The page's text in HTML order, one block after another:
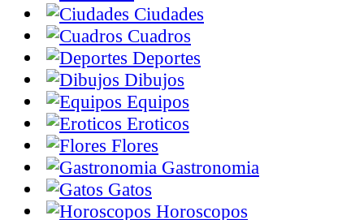
Ciudades
Cuadros
Deportes
Dibujos
Equipos
Eroticos
Flores
Gastronomia
Gatos
Horoscopos